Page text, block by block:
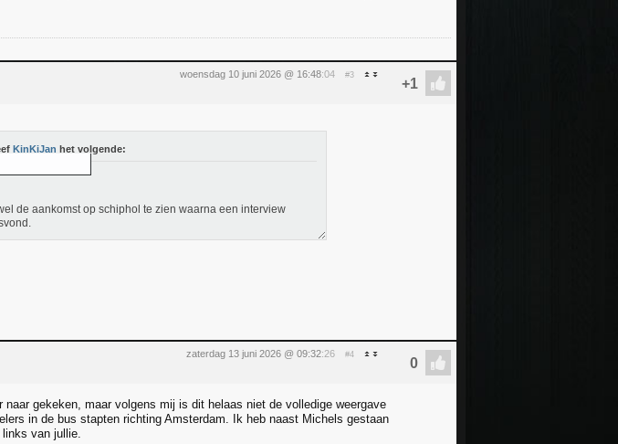
woensdag 10 juni 2026 @ 16:48:04 #3
KinKiJan het volgende:
de aankomst op schiphol te zien waarna een interview
zaterdag 13 juni 2026 @ 09:32:26 #4
gekeken, maar volgens mij is dit helaas niet de volledige weergave
in de bus stapten richting Amsterdam. Ik heb naast Michels gestaan
van jullie.